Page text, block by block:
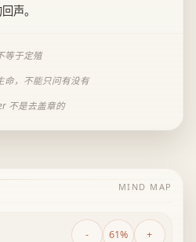
声。
等于定殖
命，不能只问有没有
不是去盖章的
MIND MAP
- 61% +